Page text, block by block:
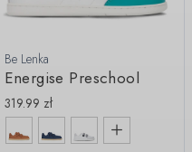
Be Lenka
Energise Preschool
319.99 zł